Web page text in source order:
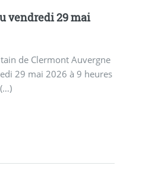
vendredi 29 mai
de Clermont Auvergne
29 mai 2026 à 9 heures